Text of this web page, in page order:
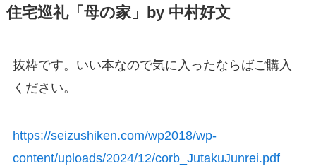
住宅巡礼「母の家」by 中村好文
抜粋です。いい本なので気に入ったならばご購入
ください。
https://seizushiken.com/wp2018/wp-
content/uploads/2024/12/corb_JutakuJunrei.pdf